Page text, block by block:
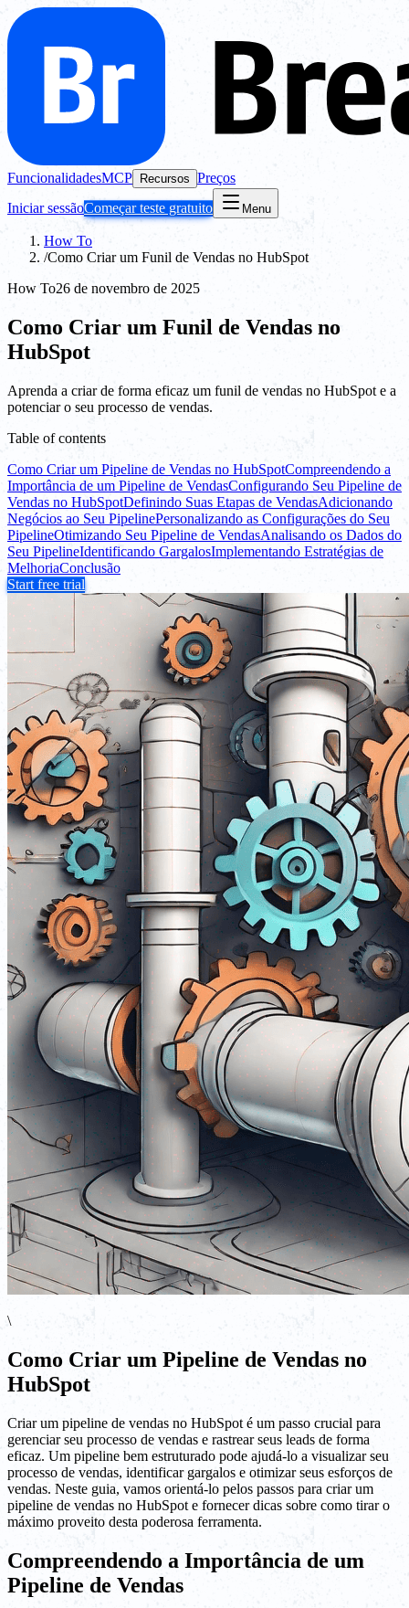
FuncionalidadesMCP Recursos Preços
Iniciar sessãoComeçar teste gratuito Menu
How To
/Como Criar um Funil de Vendas no HubSpot
How To26 de novembro de 2025
Como Criar um Funil de Vendas no
HubSpot
Aprenda a criar de forma eficaz um funil de vendas no HubSpot e a
potenciar o seu processo de vendas.
Table of contents
Como Criar um Pipeline de Vendas no HubSpotCompreendendo a
Importância de um Pipeline de VendasConfigurando Seu Pipeline de
Vendas no HubSpotDefinindo Suas Etapas de VendasAdicionando
Negócios ao Seu PipelinePersonalizando as Configurações do Seu
PipelineOtimizando Seu Pipeline de VendasAnalisando os Dados do
Seu PipelineIdentificando GargalosImplementando Estratégias de
MelhoriaConclusão
Start free trial
\
Como Criar um Pipeline de Vendas no
HubSpot
Criar um pipeline de vendas no HubSpot é um passo crucial para
gerenciar seu processo de vendas e rastrear seus leads de forma
eficaz. Um pipeline bem estruturado pode ajudá-lo a visualizar seu
processo de vendas, identificar gargalos e otimizar seus esforços de
vendas. Neste guia, vamos orientá-lo pelos passos para criar um
pipeline de vendas no HubSpot e fornecer dicas sobre como tirar o
máximo proveito desta poderosa ferramenta.
Compreendendo a Importância de um
Pipeline de Vendas